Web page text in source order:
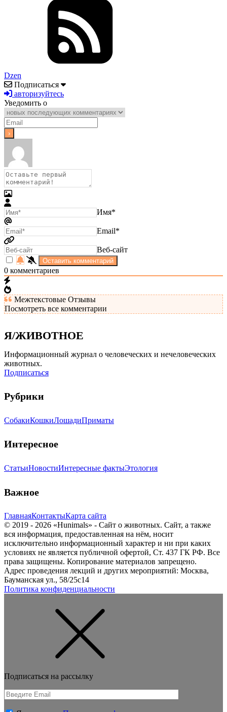
Dzen
Подписаться
авторизуйтесь
Уведомить о
Имя*
Email*
Веб-сайт
0 комментариев
Межтекстовые Отзывы
Посмотреть все комментарии
Я/ЖИВОТНОЕ
Информационный журнал о человеческих и нечеловеческих
животных.
Подписаться
Рубрики
СобакиКошкиЛошадиПриматы
Интересное
СтатьиНовостиИнтересные фактыЭтология
Важное
ГлавнаяКонтактыКарта сайта
© 2019 - 2026 «Hunimals» - Сайт о животных. Сайт, а также
вся информация, предоставленная на нём, носит
исключительно информационный характер и ни при каких
условиях не является публичной офертой, Ст. 437 ГК РФ. Все
права защищены. Копирование материалов запрещено.
Адрес проведения лекций и других мероприятий: Москва,
Бауманская ул., 58/25с14
Политика конфиденциальности
Подписаться на рассылку